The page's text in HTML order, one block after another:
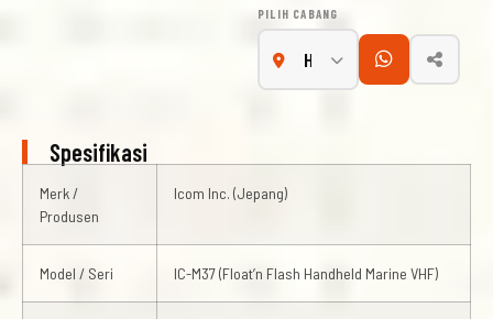
PILIH CABANG
Spesifikasi
Merk /
Produsen
Icom Inc. (Jepang)
Model / Seri IC-M37 (Float’n Flash Handheld Marine VHF)